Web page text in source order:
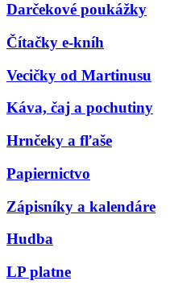
Darčekové poukážky
Čítačky e-kníh
Vecičky od Martinusu
Káva, čaj a pochutiny
Hrnčeky a fľaše
Papiernictvo
Zápisníky a kalendáre
Hudba
LP platne